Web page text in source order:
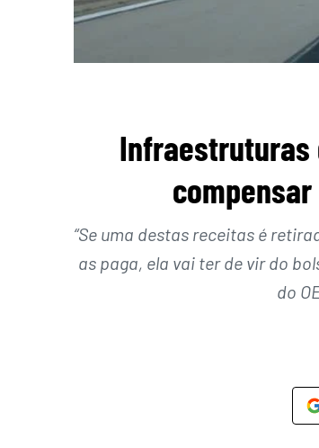
Infraestruturas
“Se uma destas receitas é
as paga, ela vai ter de vir do
do